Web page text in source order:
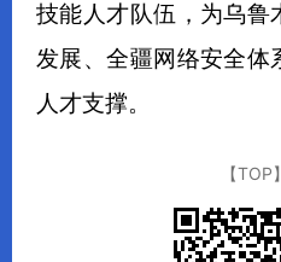
技能人才队伍，为乌鲁
发展、全疆网络安全体
人才支撑。
【TOP】